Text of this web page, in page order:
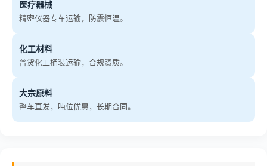
医疗器械
精密仪器专车运输，防震恒温。
化工材料
普货化工桶装运输，合规资质。
大宗原料
整车直发，吨位优惠，长期合同。